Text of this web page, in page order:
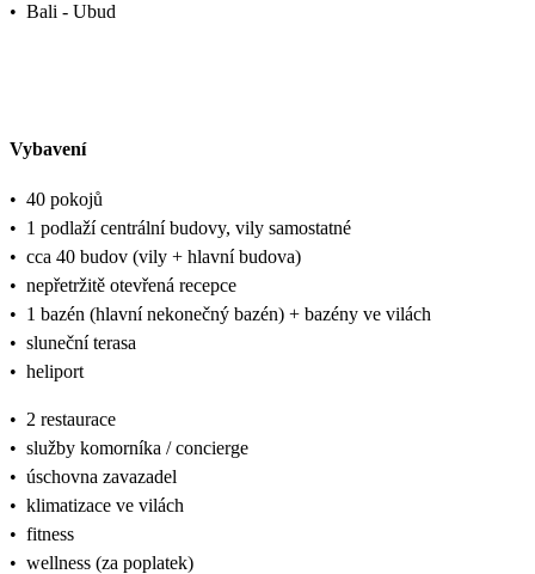
• Bali - Ubud
Vybavení
• 40 pokojů
• 1 podlaží centrální budovy, vily samostatné
• cca 40 budov (vily + hlavní budova)
• nepřetržitě otevřená recepce
• 1 bazén (hlavní nekonečný bazén) + bazény ve vilách
• sluneční terasa
• heliport
• 2 restaurace
• služby komorníka / concierge
• úschovna zavazadel
• klimatizace ve vilách
• fitness
• wellness (za poplatek)